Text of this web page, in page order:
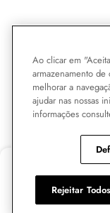
R$234,99
3x R$ 78,33 no cartão
Ao clicar em
armazenamento
melhorar a
ajudar nas nossas
informações
Rejeitar Todos